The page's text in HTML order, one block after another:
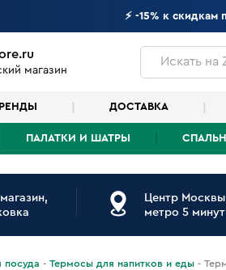
⚡ -15% к
магазин
Искатьна
ДОСТАВКА
ПАЛАТКИ И ШАТРЫ
Центр
метро 5
посуда Термосы для напитков и еды